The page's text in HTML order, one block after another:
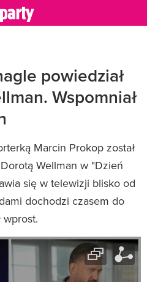
powiedział
Wspomniał
Marcin Prokop został
Wellman w "Dzień
się w telewizji blisko od
dochodzi czasem do
wprost.